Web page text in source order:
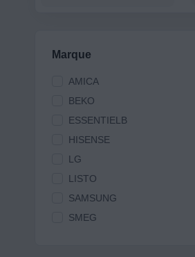
Marque
AMICA
BEKO
ESSENTIELB
HISENSE
LG
LISTO
SAMSUNG
SMEG